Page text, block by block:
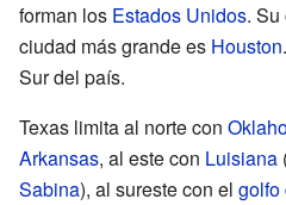
forman los Estados Unidos.
ciudad más grande es Houston
Sur del país.
Texas limita al norte con
Arkansas, al este con Luisiana
Sabina), al sureste con el golfo